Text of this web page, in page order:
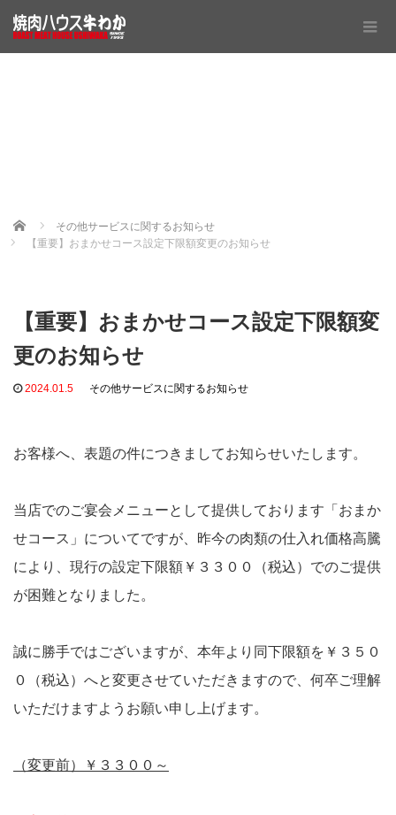
Home
その他サービスに関するお知らせ
【重要】おまかせコース設定下限額変更のお知らせ
【重要】おまかせコース設定下限額変
更のお知らせ
2024.01.5 その他サービスに関するお知らせ
お客様へ、表題の件につきましてお知らせいたします。
当店でのご宴会メニューとして提供しております「おまか
せコース」についてですが、昨今の肉類の仕入れ価格高騰
により、現行の設定下限額￥３３００（税込）でのご提供
が困難となりました。
誠に勝手ではございますが、本年より同下限額を￥３５０
０（税込）へと変更させていただきますので、何卒ご理解
いただけますようお願い申し上げます。
（変更前）￥３３００～